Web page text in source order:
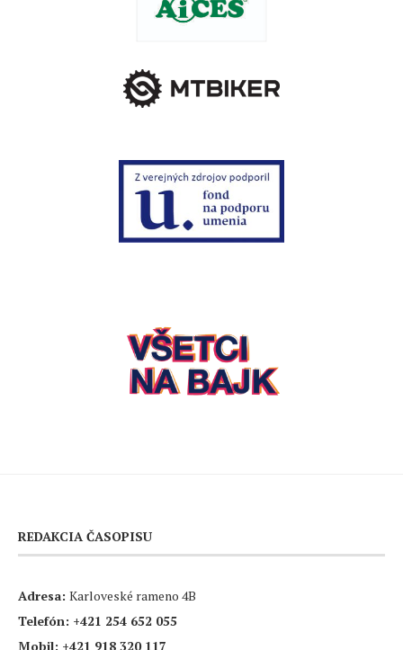
REDAKCIA ČASOPISU
Adresa: Karloveské rameno 4B
Telefón: +421 254 652 055
Mobil: +421 918 320 117